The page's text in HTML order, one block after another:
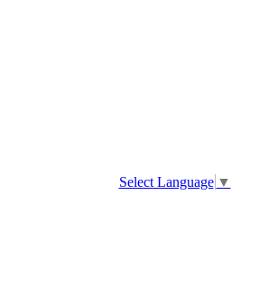
Select Language ▼